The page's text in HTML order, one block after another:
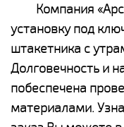
Компания
установку под
штакетника с
Долговечность и
побеспечена
материалами.